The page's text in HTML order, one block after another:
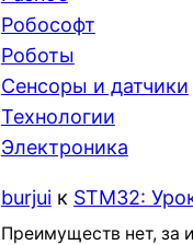
Робософт
Роботы
Сенсоры и датчики
Технологии
Электроника
burjuiк STM32:
Преимуществ нет, за